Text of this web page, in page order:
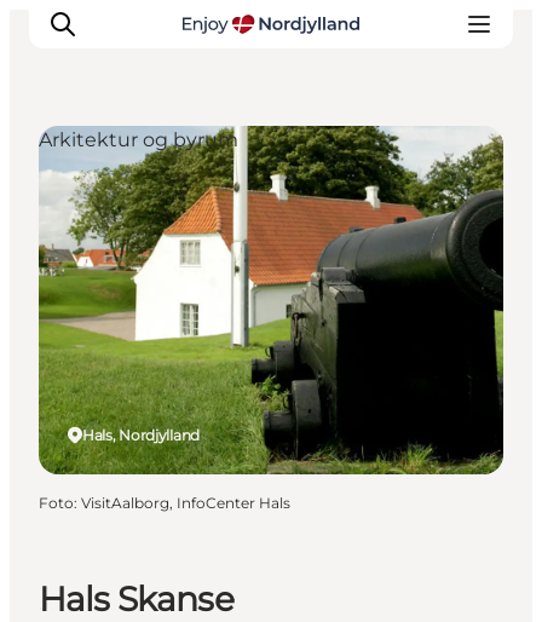
Oplevelser og aktiviteter
Planlæg din tur
Byer og steder
Guides
Det sker
For børn
Hals Skanse
Hals, Nordjylland
Arkitektur og byrum
Foto: VisitAalborg, InfoCenter Hals